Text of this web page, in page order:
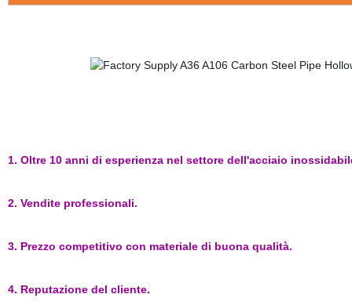
1. Oltre 10 anni di esperienza nel settore dell'acciaio
2. Vendite professionali.
3. Prezzo competitivo con materiale di buona qualità.
4. Reputazione del cliente.